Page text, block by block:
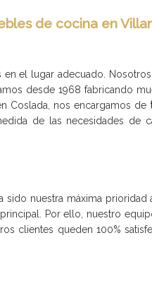
de cocina en
el lugar adecuado.
desde 1968 fabricando
Coslada, nos encargamos de
de las necesidades
sido nuestra máxima
Por ello, nuestro
clientes queden 100%